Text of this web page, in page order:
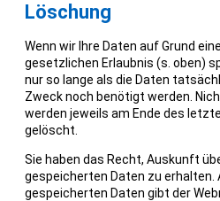
Löschung
Wenn wir Ihre Daten auf Grund
gesetzlichen Erlaubnis (s. oben)
nur so lange als die Daten
Zweck noch benötigt werden.
werden jeweils am Ende des
gelöscht.
Sie haben das Recht, Auskunft
gespeicherten Daten zu erhalten.
gespeicherten Daten gibt der